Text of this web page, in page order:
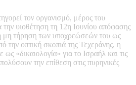
τον οργανισμό, μέρος του
υιοθέτηση τη 12η Ιουνίου απόφασης
μη τήρηση των υποχρεώσεών του ως
την οπτική σκοπιά της Τεχεράνης, η
«δικαιολογία» για το Ισραήλ και τις
την επίθεση στις πυρηνικές